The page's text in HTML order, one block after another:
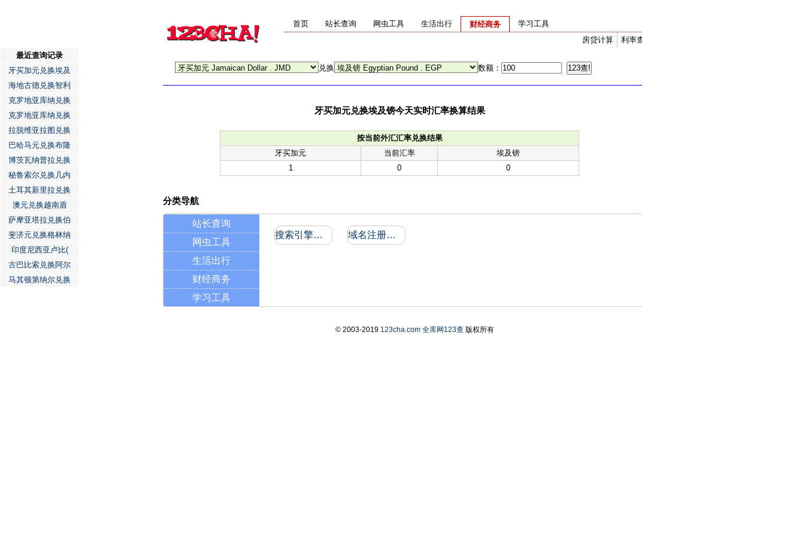
首页 站长查询 网虫工具 生活出行
财经商务
利率查询
房贷计算
学习工具
兑换 数额：
牙买加元兑换埃及镑今天实时汇率换算结果
按当前外汇汇率兑换结果
牙买加元
当前汇率
埃及镑
1
0 0
最近查询记录
牙买加元兑换埃及
海地古德兑换智利
克罗地亚库纳兑换
克罗地亚库纳兑换
拉脱维亚拉图兑换
巴哈马元兑换布隆
博茨瓦纳普拉兑换
秘鲁索尔兑换几内
土耳其新里拉兑换
澳元兑换越南盾
萨摩亚塔拉兑换伯
斐济元兑换格林纳
印度尼西亚卢比(
古巴比索兑换阿尔
马其顿第纳尔兑换
分类导航
站长查询
网虫工具
生活出行
财经商务
学习工具
搜索引擎收录和反向链接 域名注册信息
© 2003-2019 123cha.com 全库网123查版权所有